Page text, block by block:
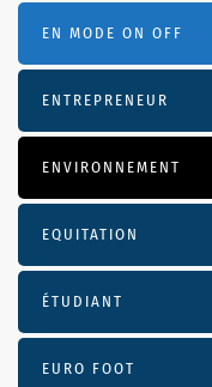
EN MODE ON OFF
ENTREPRENEUR
ENVIRONNEMENT
EQUITATION
ÉTUDIANT
EURO FOOT